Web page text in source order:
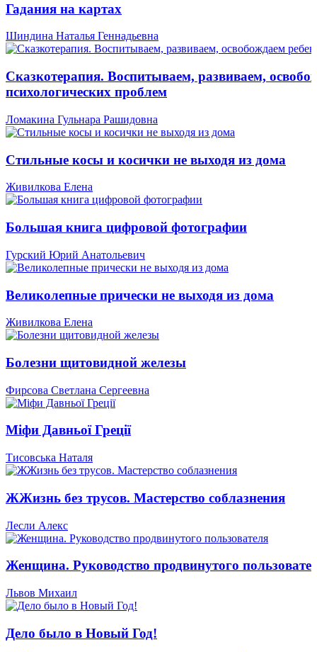
Гадания на картах
Шиндина Наталья Геннадьевна
Сказкотерапия. Воспитываем, развиваем,
психологических проблем
Ломакина Гульнара Рашидовна
Стильные косы и косички не выходя из дома
Живилкова Елена
Большая книга цифровой фотографии
Гурский Юрий Анатольевич
Великолепные прически не выходя из дома
Живилкова Елена
Болезни щитовидной железы
Фирсова Светлана Сергеевна
Міфи Давньої Греції
Тисовська Наталя
ЖЖизнь без трусов. Мастерство соблазнения
Лесли Алекс
Женщина. Руководство продвинутого
Львов Михаил
Дело было в Новый Год!